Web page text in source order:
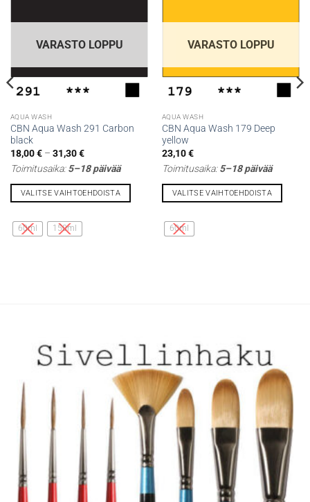
VARASTO LOPPU
AQUA WASH
CBN Aqua Wash 291 Carbon
black
18,00€ – 31,30€Hintaluokka:
-
Toimitusaika:5–18 päivää
VALITSE VAIHTOEHDOISTA
tuotteella
on
60ml 150ml
VARASTO LOPPU
AQUA WASH
CBN Aqua Wash 179 Deep
yellow
23,10€
Toimitusaika:5–18 päivää
VALITSE VAIHTOEHDOISTA
tuotteella
on
60ml